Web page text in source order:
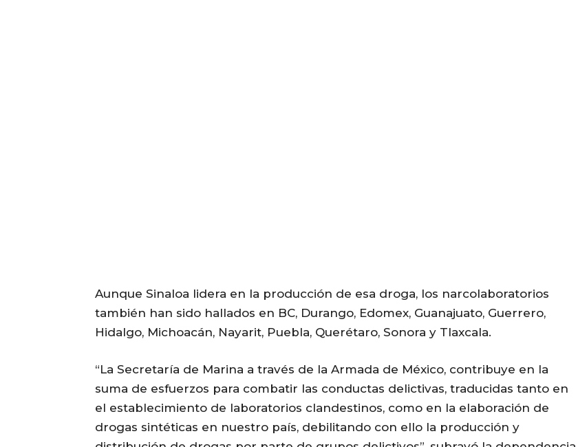
Aunque Sinaloa lidera en la producción de esa droga, los narcolaboratorios
también han sido hallados en BC, Durango, Edomex, Guanajuato, Guerrero,
Hidalgo, Michoacán, Nayarit, Puebla, Querétaro, Sonora y Tlaxcala.
“La Secretaría de Marina a través de la Armada de México, contribuye en la
suma de esfuerzos para combatir las conductas delictivas, traducidas tanto en
el establecimiento de laboratorios clandestinos, como en la elaboración de
drogas sintéticas en nuestro país, debilitando con ello la producción y